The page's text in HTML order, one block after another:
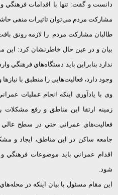
دانست و گفت:‌ تنها با اقدامات فرهنگي و
مشاركت مردم مي‌توان تاثیرات منفی
طالبان مشاركت مردم را لازمه رونق
بيان و در عين حال خاطرنشان كرد: اين
ندارد بنابراين بايد دستگاه‌هاي فرهنگي
وجود دارد، فعاليت‌هايي را منطبق با
وی با يادآوري اينكه انجام عمليات
زمينه ارتقا اين مناطق و رفع مشكلات
فعاليت‌هاي عمراني حتي در سطح
جامعه ساكن در اين مناطق، ايجاد و
اقدام عمراني بايد موضوعات فرهنگي
شود.
اين مقام مسئول با بيان اينكه در